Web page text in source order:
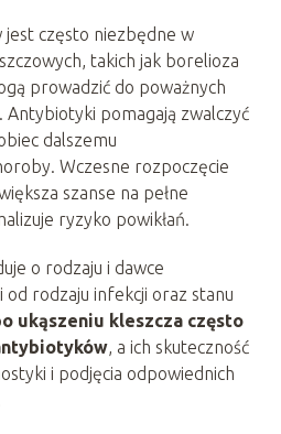
często niezbędne w
takich jak borelioza
prowadzić do poważnych
Antybiotyki pomagają zwalczyć
dalszemu
Wczesne rozpoczęcie
szanse na pełne
ryzyko powikłań.
o rodzaju i dawce
od rodzaju infekcji oraz stanu
ukąszeniu kleszcza często
, a ich skuteczność
i podjęcia odpowiednich